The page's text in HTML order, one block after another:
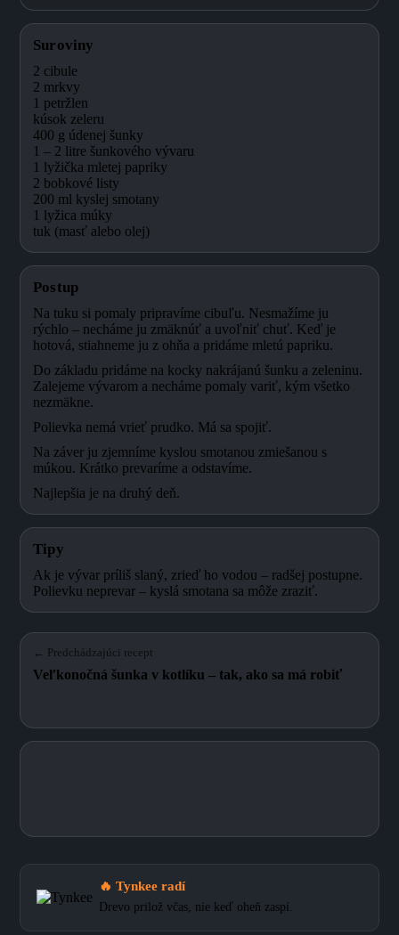
Suroviny
2 cibule
2 mrkvy
1 petržlen
kúsok zeleru
400 g údenej šunky
1 – 2 litre šunkového vývaru
1 lyžička mletej papriky
2 bobkové listy
200 ml kyslej smotany
1 lyžica múky
tuk (masť alebo olej)
Postup
Na tuku si pomaly pripravíme cibuľu. Nesmažíme ju
rýchlo – necháme ju zmäknúť a uvoľniť chuť. Keď je
hotová, stiahneme ju z ohňa a pridáme mletú papriku.
Do základu pridáme na kocky nakrájanú šunku a zeleninu.
Zalejeme vývarom a necháme pomaly variť, kým všetko
nezmäkne.
Polievka nemá vrieť prudko. Má sa spojiť.
Na záver ju zjemníme kyslou smotanou zmiešanou s
múkou. Krátko prevaríme a odstavíme.
Najlepšia je na druhý deň.
Tipy
Ak je vývar príliš slaný, zrieď ho vodou – radšej postupne.
Polievku neprevar – kyslá smotana sa môže zraziť.
← Predchádzajúci recept
Veľkonočná šunka v kotlíku – tak, ako sa má robiť
🔥 Tynkee radí
Drevo prilož včas, nie keď oheň zaspí.